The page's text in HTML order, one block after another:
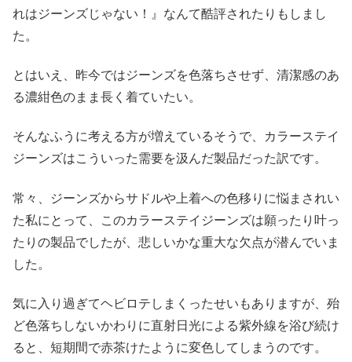
れはジーンズじゃない！』なんて酷評されたりもしまし
た。
とはいえ、昨今ではジーンズを色落ちさせず、清潔感のあ
る濃紺色のまま長く着ていたい。
そんなふうに考える方が増えているそうで、カラーステイ
ジーンズはこういった需要を汲んだ製品だった訳です。
常々、ジーンズからサドルや上着への色移りに悩まされい
た私にとって、このカラーステイジーンズは願ったり叶っ
たりの製品でしたが、悲しいかな重大な欠点が潜んでいま
した。
気に入り過ぎてヘビロテしまくったせいもありますが、殆
ど色落ちしないかわりに直射日光による紫外線を浴び続け
ると、短期間で赤茶けたように変色してしまうのです。